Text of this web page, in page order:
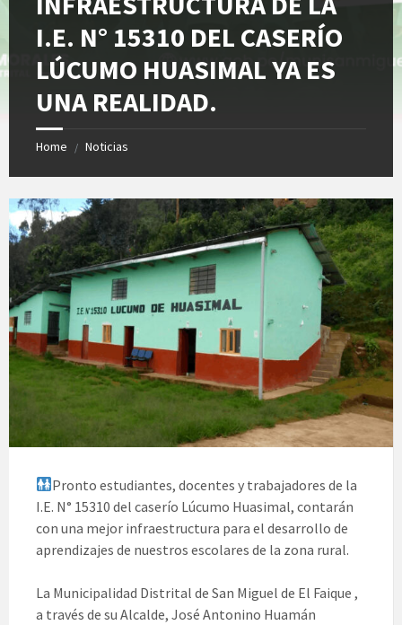
I.E. N° 15310 DEL CASERÍO
LÚCUMO HUASIMAL YA ES
UNA REALIDAD.
Home / Noticias
Pronto estudiantes, docentes y trabajadores de la
I.E. N° 15310 del caserío Lúcumo Huasimal, contarán
con una mejor infraestructura para el desarrollo de
aprendizajes de nuestros escolares de la zona rural.
La Municipalidad Distrital de San Miguel de El Faique ,
a través de su Alcalde, José Antonino Huamán